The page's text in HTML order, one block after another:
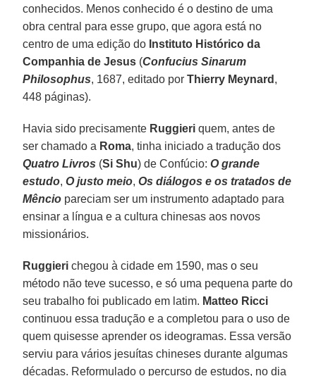
conhecidos. Menos conhecido é o destino de uma
obra central para esse grupo, que agora está no
centro de uma edição do Instituto Histórico da
Companhia de Jesus (Confucius Sinarum
Philosophus, 1687, editado porThierry Meynard ,
448 páginas).
Havia sido precisamente Ruggieri quem, antes de
ser chamado a Roma, tinha iniciado a tradução dos
Quatro Livros (Si Shu) de Confúcio:O grande
estudo,O justo meio,Os diálogos e os tratados de
Mêncio pareciam ser um instrumento adaptado para
ensinar a língua e a cultura chinesas aos novos
missionários.
Ruggieri chegou à cidade em 1590, mas o seu
método não teve sucesso, e só uma pequena parte do
seu trabalho foi publicado em latim. Matteo Ricci
continuou essa tradução e a completou para o uso de
quem quisesse aprender os ideogramas. Essa versão
serviu para vários jesuítas chineses durante algumas
décadas. Reformulado o percurso de estudos, no dia